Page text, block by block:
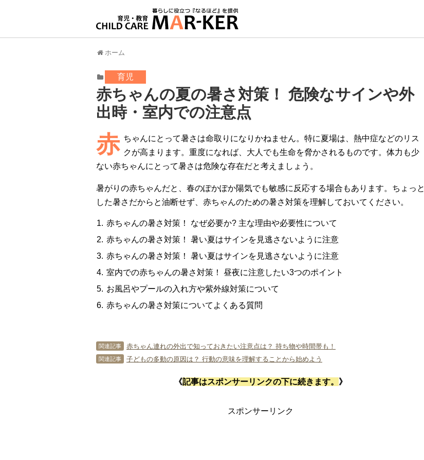
ホーム
育児
赤ちゃんの夏の暑さ対策！ 危険なサインや外
出時・室内での注意点
赤 ちゃんにとって暑さは命取りになりかねません。特に夏場は、熱中症などのリス
クが高まります。重度になれば、大人でも生命を脅かされるものです。体力も少
ない赤ちゃんにとって暑さは危険な存在だと考えましょう。
暑がりの赤ちゃんだと、春のぽかぽか陽気でも敏感に反応する場合もあります。ちょっと
した暑さだからと油断せず、赤ちゃんのための暑さ対策を理解しておいてください。
赤ちゃんの暑さ対策！ なぜ必要か? 主な理由や必要性について
赤ちゃんの暑さ対策！ 暑い夏はサインを見逃さないように注意
赤ちゃんの暑さ対策！ 暑い夏はサインを見逃さないように注意
室内での赤ちゃんの暑さ対策！ 昼夜に注意したい3つのポイント
お風呂やプールの入れ方や紫外線対策について
赤ちゃんの暑さ対策についてよくある質問
関連記事 赤ちゃん連れの外出で知っておきたい注意点は？ 持ち物や時間帯も！
関連記事 子どもの多動の原因は？ 行動の意味を理解することから始めよう
《記事はスポンサーリンクの下に続きます。 》
スポンサーリンク